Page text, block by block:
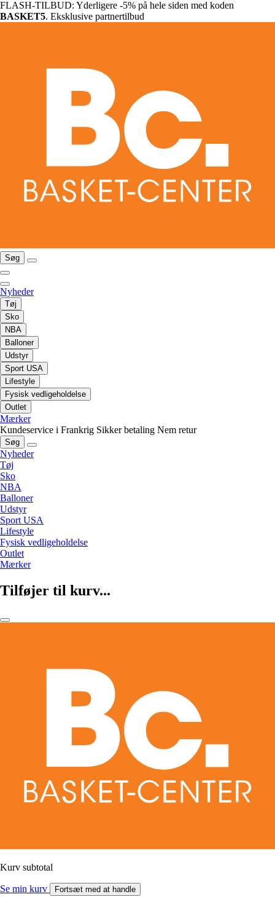
FLASH-TILBUD: Yderligere -5% på hele siden med koden
BASKET5. Eksklusive partnertilbud
Søg
Nyheder
Tøj
Sko
NBA
Balloner
Udstyr
Sport USA
Lifestyle
Fysisk vedligeholdelse
Outlet
Mærker
Kundeservice i Frankrig Sikker betaling Nem retur
Søg
Nyheder
Tøj
Sko
NBA
Balloner
Udstyr
Sport USA
Lifestyle
Fysisk vedligeholdelse
Outlet
Mærker
Tilføjer til kurv...
Kurv subtotal
Se min kurv Fortsæt med at handle